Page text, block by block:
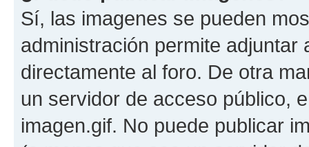
Sí, las imagenes se pueden
administración permite
directamente al foro. De otra
un servidor de acceso público,
imagen.gif. No puede publicar